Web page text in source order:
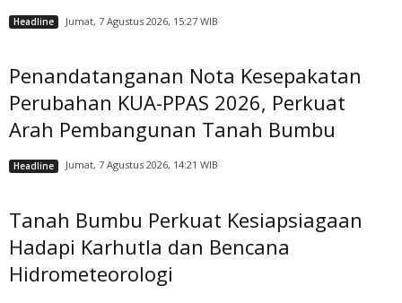
Headline Jumat, 7 Agustus 2026, 15:27 WIB
Penandatanganan Nota Kesepakatan
Perubahan KUA-PPAS 2026, Perkuat
Arah Pembangunan Tanah Bumbu
Headline Jumat, 7 Agustus 2026, 14:21 WIB
Tanah Bumbu Perkuat Kesiapsiagaan
Hadapi Karhutla dan Bencana
Hidrometeorologi